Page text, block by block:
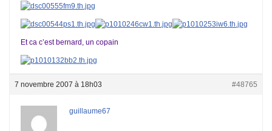
Et ca c’est bernard, un copain
7 novembre 2007 à 18h03 #48765
guillaume67